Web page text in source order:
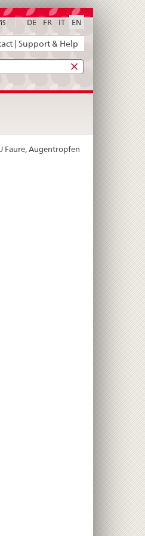
| Support & Help
DE FR IT EN
Faure, Augentropfen